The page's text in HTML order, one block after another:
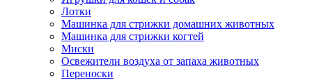
Лотки
Машинка для стрижки домашних животных
Машинка для стрижки когтей
Миски
Освежители воздуха от запаха животных
Переноски